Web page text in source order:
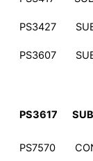
PS3427
PS3607
PS3617
PS7570